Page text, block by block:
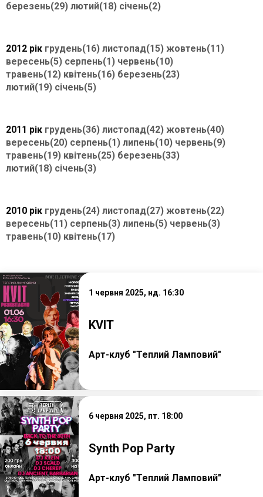
березень(29) лютий(18) січень(2)
2012 рік грудень(16) листопад(15) жовтень(11)
вересень(5) серпень(1) червень(10)
травень(12) квітень(16) березень(23)
лютий(19) січень(5)
2011 рік грудень(36) листопад(42) жовтень(40)
вересень(20) серпень(1) липень(10) червень(9)
травень(19) квітень(25) березень(33)
лютий(18) січень(3)
2010 рік грудень(24) листопад(27) жовтень(22)
вересень(11) серпень(3) липень(5) червень(3)
травень(10) квітень(17)
1 червня 2025, нд. 16:30
KVIT
Арт-клуб "Теплий Ламповий"
6 червня 2025, пт. 18:00
Synth Pop Party
Арт-клуб "Теплий Ламповий"